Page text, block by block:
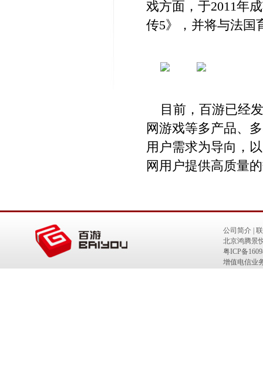
戏方面，于2011年
传5》，并将与法国
目前，百游已经
网游戏等多产品、
用户需求为导向，
网用户提供高质量
公司简介
北京鸿腾景
粤ICP备
增值电信业